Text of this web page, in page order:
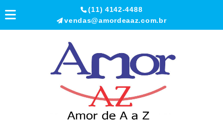
(11) 4142-4488
vendas@amordeaaz.com.br